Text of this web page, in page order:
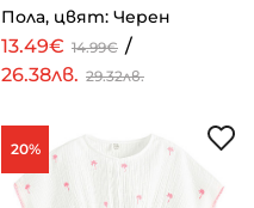
Пола, цвят: Черен
13.49€ 14.99€ /
26.38лв. 29.32лв.
20%